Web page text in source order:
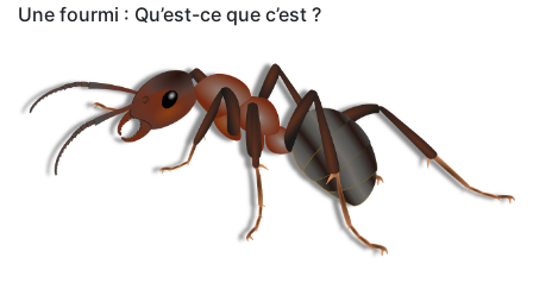
Une fourmi : Qu’est-ce que c’est ?